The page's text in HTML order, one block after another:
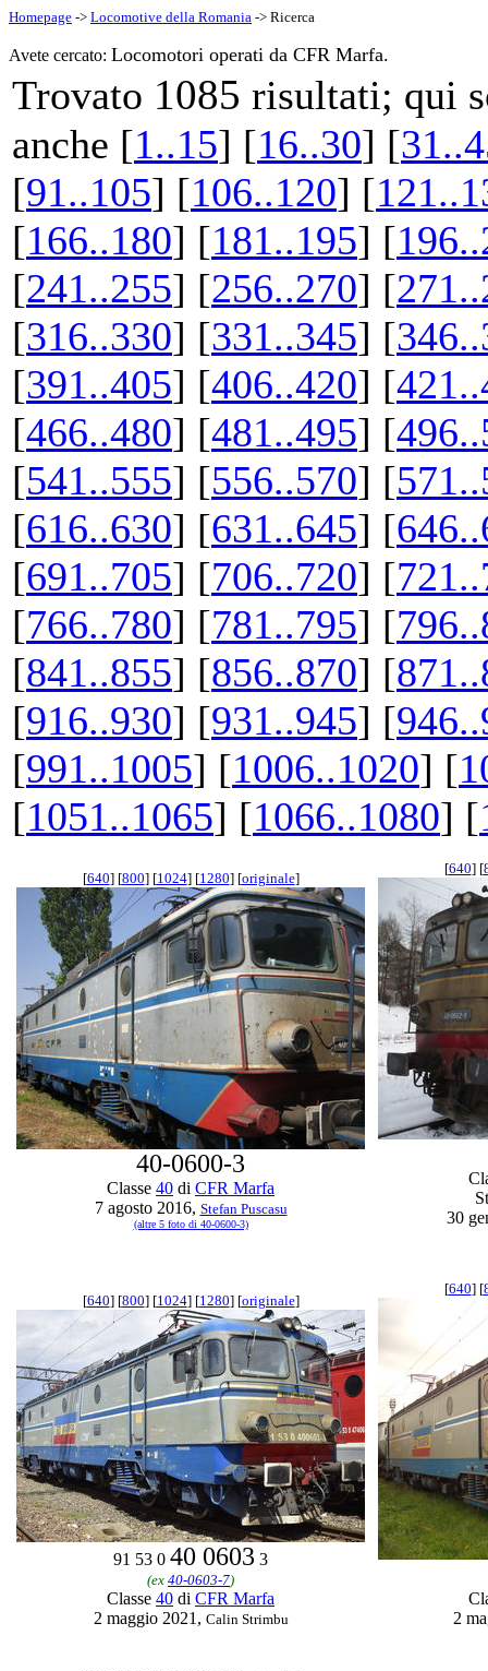
Homepage -> Locomotive della Romania -> Ricerca
Avete cercato: Locomotori operati da CFR Marfa.
Trovato 1085 risultati; qui
anche [1..15] [16..30] [
[91..105] [106..120] [
[166..180] [181..195] [
[241..255] [256..270] [
[316..330] [331..345] [
[391..405] [406..420] [
[466..480] [481..495] [
[541..555] [556..570] [
[616..630] [631..645] [
[691..705] [706..720] [
[766..780] [781..795] [
[841..855] [856..870] [
[916..930] [931..945] [
[991..1005] [1006..1020] [
[1051..1065] [1066..1080] [
[640] [800] [1024] [1280] [originale]
40-0600-3
Classe 40 di CFR Marfa
7 agosto 2016, Stefan Puscasu
(altre 5 foto di 40-0600-3)
[640] [
30
[640] [800] [1024] [1280] [originale]
91 53 0 40 0603 3
(ex 40-0603-7)
Classe 40 di CFR Marfa
2 maggio 2021, Calin Strimbu
[640] [
2